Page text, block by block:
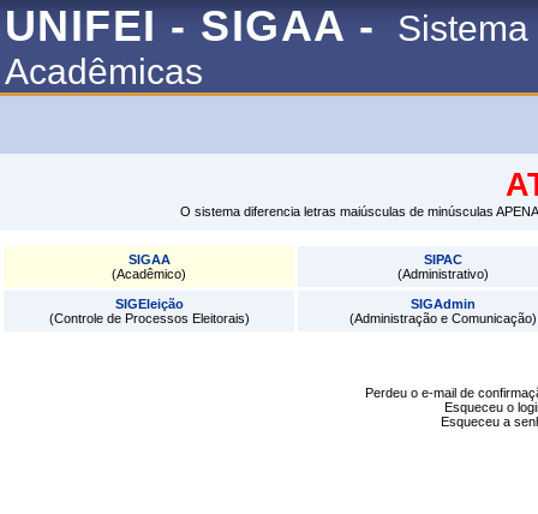
UNIFEI - SIGAA -
Acadêmicas
O sistema diferencia letras maiúsculas de minúsculas
SIGAA
(Acadêmico)
SIPAC
(Administrativo)
SIGEleição
(Controle de Processos Eleitorais)
SIGAdmin
(Administração e Comunicação)
Perdeu o e-mail de
Esqueceu o
Esqueceu a